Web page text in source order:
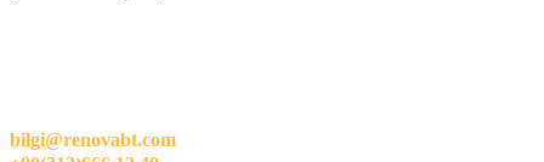
bilgi@renovabt.com